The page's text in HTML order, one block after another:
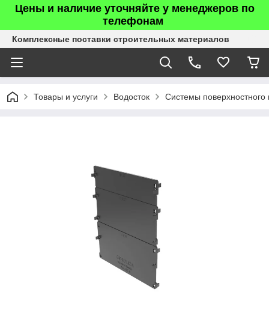
Цены и наличие уточняйте у менеджеров по
телефонам
Комплексные поставки строительных материалов
Товары и услуги Водосток Системы поверхностного